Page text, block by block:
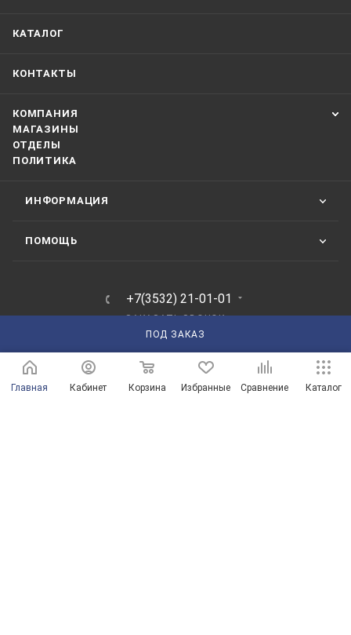
ПОД ЗАКАЗ
КАТАЛОГ
КОНТАКТЫ
КОМПАНИЯ
МАГАЗИНЫ
ОТДЕЛЫ
ПОЛИТИКА
ИНФОРМАЦИЯ
ПОМОЩЬ
+7(3532) 21-01-01
ЗАКАЗАТЬ ЗВОНОК
210101@mail.ru
г. Оренбург, пр-д Автоматики, 8 "А"
Главная Кабинет Корзина Избранные Сравнение Каталог